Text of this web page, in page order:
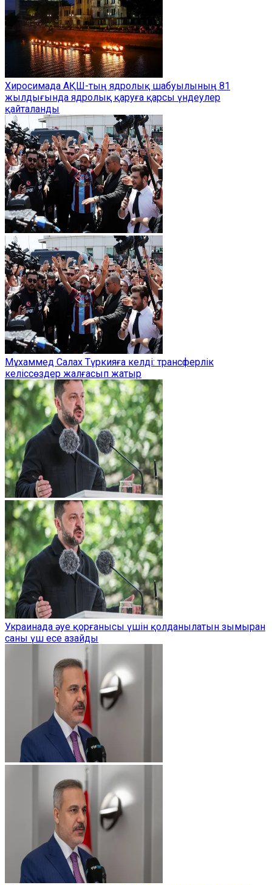
Хиросимада АҚШ-тың ядролық шабуылының 81
жылдығында ядролық қаруға қарсы үндеулер
қайталанды
Мұхаммед Салах Түркияға келді: трансферлік
келіссөздер жалғасып жатыр
Украинада әуе қорғанысы үшін қолданылатын зымыран
саны үш есе азайды